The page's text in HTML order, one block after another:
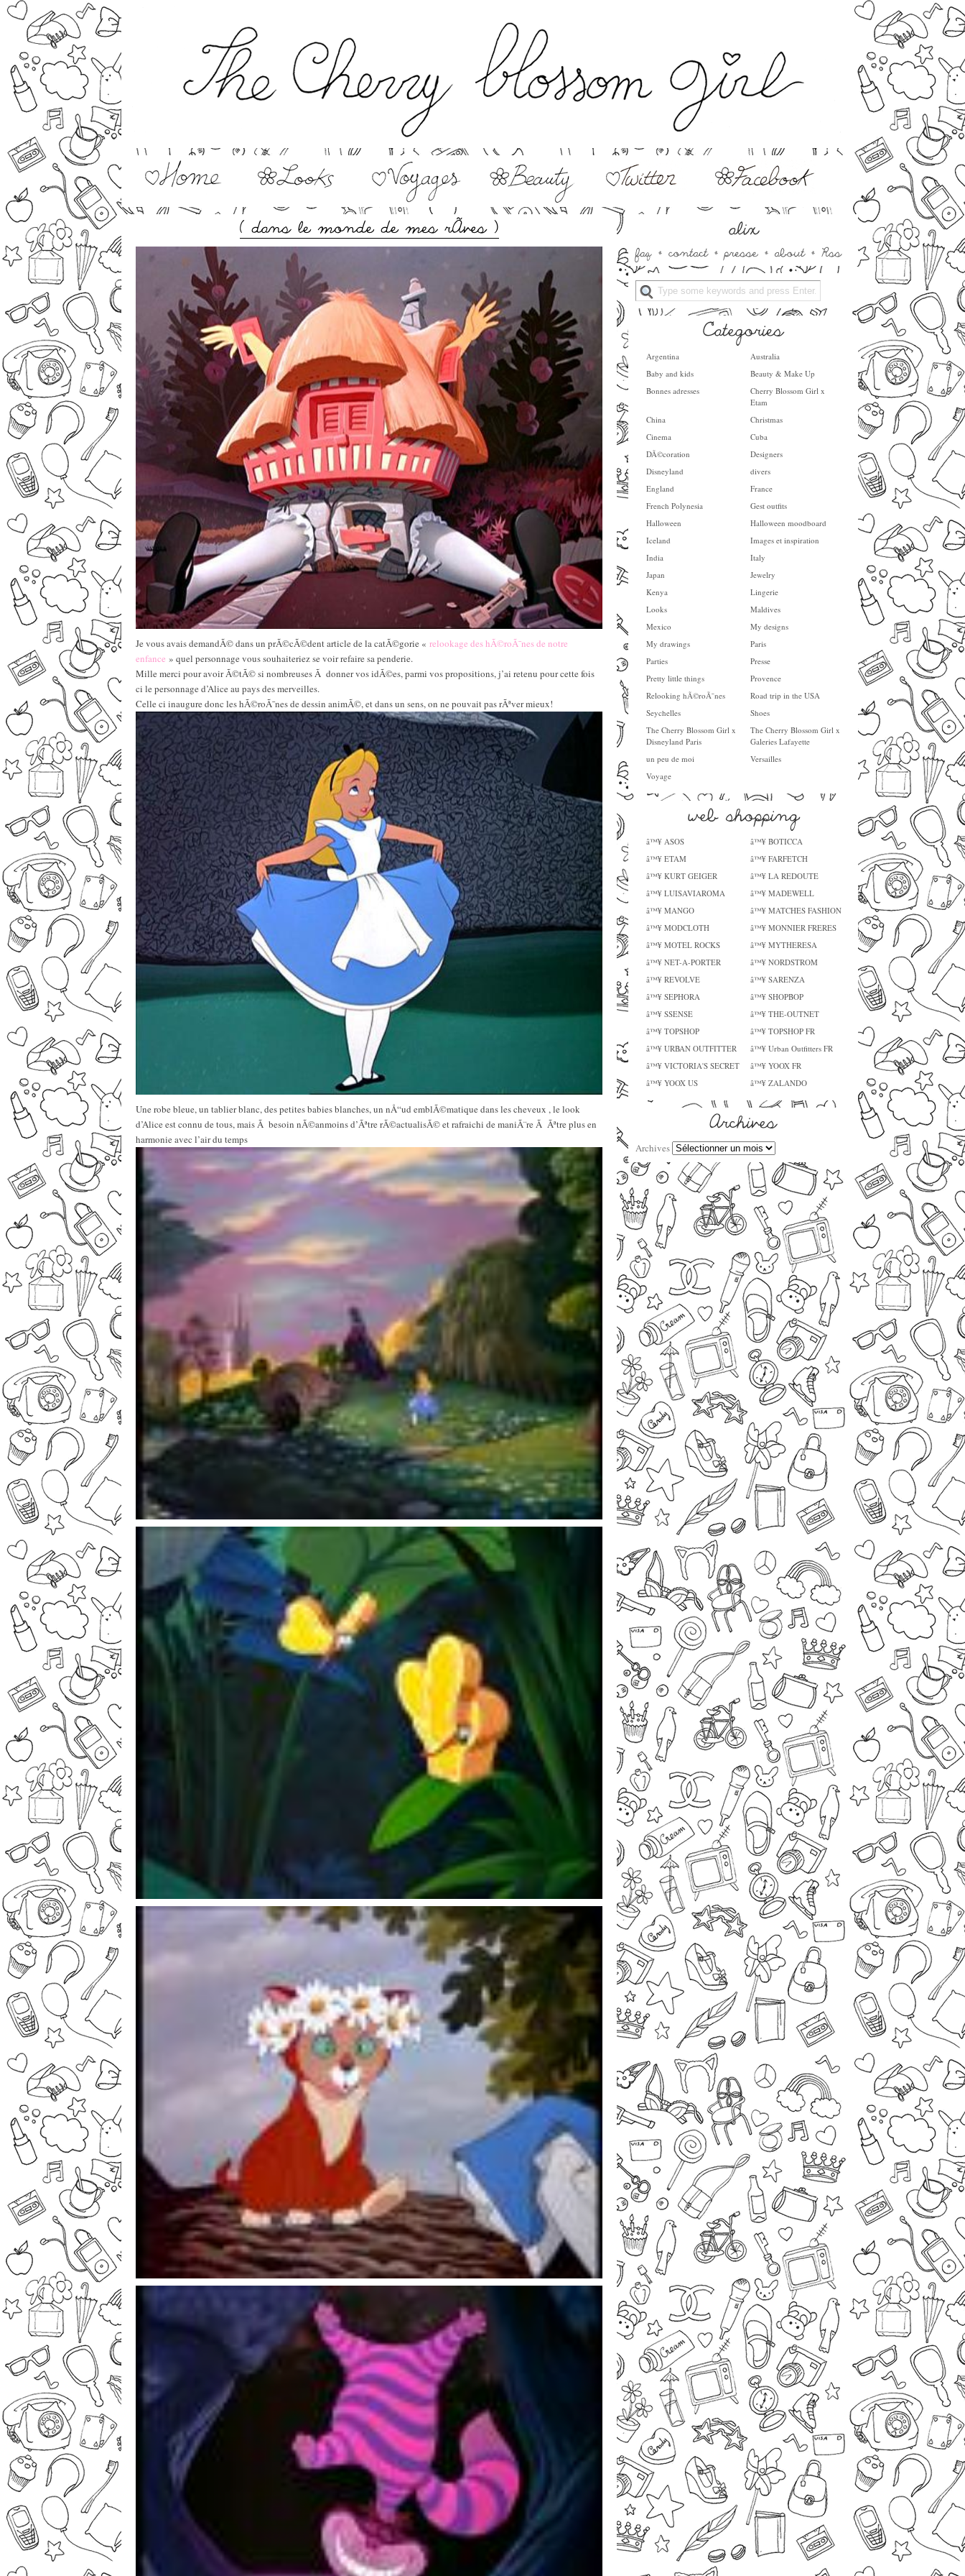
Argentina
Australia
Baby and kids
Beauty & Make Up
Bonnes adresses
Cherry Blossom Girl x
Etam
China
Christmas
Cinema
Cuba
DÃ©coration
Designers
Disneyland
divers
England
France
French Polynesia
Gest outfits
Halloween
Halloween moodboard
Iceland
Images et inspiration
India
Italy
Japan
Jewelry
Kenya
Lingerie
Looks
Maldives
Mexico
My designs
My drawings
Paris
Parties
Presse
Pretty little things
Provence
Relooking hÃ©roÃ¯nes
Road trip in the USA
Seychelles
Shoes
The Cherry Blossom Girl x
Disneyland Paris
The Cherry Blossom Girl x
Galeries Lafayette
un peu de moi
Versailles
Voyage
â™¥ ASOS
â™¥ BOTICCA
â™¥ ETAM
â™¥ FARFETCH
â™¥ KURT GEIGER
â™¥ LA REDOUTE
â™¥ LUISAVIAROMA
â™¥ MADEWELL
â™¥ MANGO
â™¥ MATCHES FASHION
â™¥ MODCLOTH
â™¥ MONNIER FRERES
â™¥ MOTEL ROCKS
â™¥ MYTHERESA
â™¥ NET-A-PORTER
â™¥ NORDSTROM
â™¥ REVOLVE
â™¥ SARENZA
â™¥ SEPHORA
â™¥ SHOPBOP
â™¥ SSENSE
â™¥ THE-OUTNET
â™¥ TOPSHOP
â™¥ TOPSHOP FR
â™¥ URBAN OUTFITTER
â™¥ Urban Outfitters FR
â™¥ VICTORIA'S SECRET
â™¥ YOOX FR
â™¥ YOOX US
â™¥ ZALANDO
Archives
Je vous avais demandÃ© dans un prÃ©cÃ©dent article de la catÃ©gorie « relookage des hÃ©roÃ¯nes de notre
enfance » quel personnage vous souhaiteriez se voir refaire sa penderie.
Mille merci pour avoir Ã©tÃ© si nombreuses Ã donner vos idÃ©es, parmi vos propositions, j’ai retenu pour cette fois
ci le personnage d’Alice au pays des merveilles.
Celle ci inaugure donc les hÃ©roÃ¯nes de dessin animÃ©, et dans un sens, on ne pouvait pas rÃªver mieux!
Une robe bleue, un tablier blanc, des petites babies blanches, un nÅ“ud emblÃ©matique dans les cheveux , le look
d’Alice est connu de tous, mais Ã besoin nÃ©anmoins d’Ãªtre rÃ©actualisÃ© et rafraichi de maniÃ¨re Ã Ãªtre plus en
harmonie avec l’air du temps